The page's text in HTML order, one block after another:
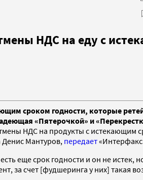
НДС на еду с
сроком годности, которые
«Пятерочкой» и
НДС на продукты с истекающим
Мантуров, передает
еще срок годности и он не
за счет [фудшеринга у них] такая